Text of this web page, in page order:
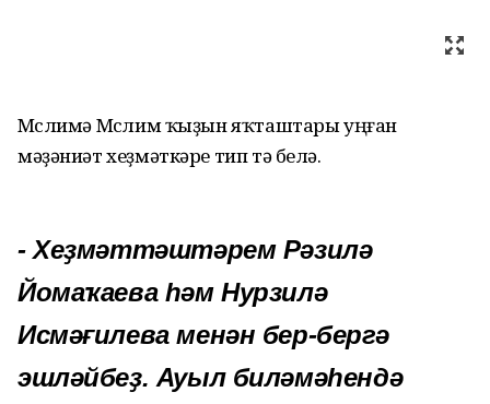
Мөслимә Мөслим ҡыҙын яҡташтары уңған
мәҙәниәт хеҙмәткәре тип тә белә.
- Хеҙмәттәштәрем Рәзилә
Йомаҡаева һәм Нурзилә
Исмәғилева менән бер-бергә
эшләйбеҙ. Ауыл биләмәһендә